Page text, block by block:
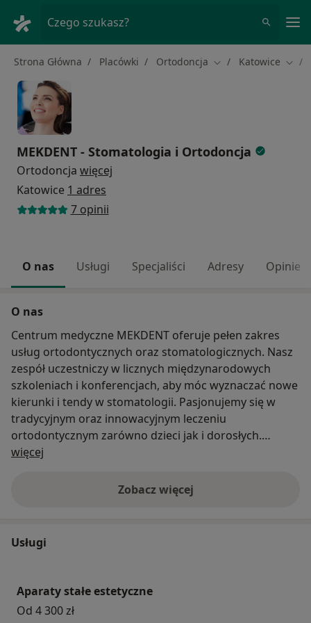
Czego szukasz?
Strona Główna Placówki Ortodoncja Zmień miasto
Katowice
MEKDENT - Stomatologia i Ortodoncja
Ortodoncja więcej
Katowice 1 adres
7 opinii
O nas Usługi Specjaliści Adresy Opinie
O nas
Centrum medyczne MEKDENT oferuje pełen zakres
usług ortodontycznych oraz stomatologicznych. Nasz
zespół uczestniczy w licznych międzynarodowych
szkoleniach i konferencjach, aby móc wyznaczać nowe
kierunki i tendy w stomatologii. Pasjonujemy się w
tradycyjnym oraz innowacyjnym leczeniu
ortodontycznym zarówno dzieci jak i dorosłych.
Pomagamy naszym pacjentom uzyskać piękny
(metalowe, ceramiczne, samoligaturujące) oraz
ortodontyczne lub pionierskie, niewidoczne nakładki
ortodontyczne. Aby świadczyć te usługi na najwyższym
ortodontami. Ponadto dbamy o zdrowie i piękno jamy
ustnej zapewniając leczenie w zakresie stomatologii
zachowawczej i estetycznej. Wnętrza naszych
więcej
Zobacz więcej
Usługi
Aparaty stałe estetyczne
Od 4 300 zł